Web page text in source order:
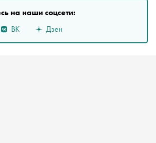
на наши соцсети:
ВК Дзен